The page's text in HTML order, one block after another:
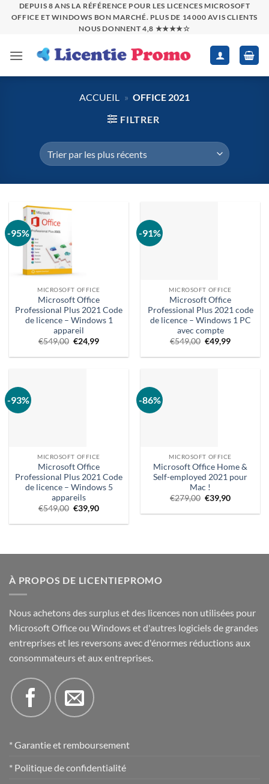
PasserDEPUIS 8 ANS LA RÉFÉRENCE POUR LES LICENCES MICROSOFT
OFFICE ET WINDOWS BON MARCHÉ. PLUS DE 14 000 AVIS CLIENTS
NOUS DONNENT 4,8 ★★★★☆
ACCUEIL » OFFICE 2021
FILTRER
-95%
MICROSOFT OFFICE
Microsoft Office
Professional Plus 2021 Code
de licence – Windows 1
appareil
€549,00 Le
prix
d'origine
€24,99Prix
€24,99.
-91%
MICROSOFT OFFICE
Microsoft Office
Professional Plus 2021 code
de licence – Windows 1 PC
avec compte
€549,00 Le
prix
d'origine
€49,99Prix
:
-93%
MICROSOFT OFFICE
Microsoft Office
Professional Plus 2021 Code
de licence – Windows 5
appareils
€549,00 Le
prix
d'origine
€39,90Le
actuel
€.
-86%
MICROSOFT OFFICE
Microsoft Office Home &
Self-employed 2021 pour
Mac !
€279,00 Le
prix
d'origine
€39,90Le
actuel
À PROPOS DE LICENTIEPROMO
Nous achetons des surplus et des licences non utilisées pour
Microsoft Office ou Windows et d'autres logiciels de grandes
entreprises et les reversons avec d'énormes réductions aux
consommateurs et aux entreprises.
* Garantie et remboursement
* Politique de confidentialité